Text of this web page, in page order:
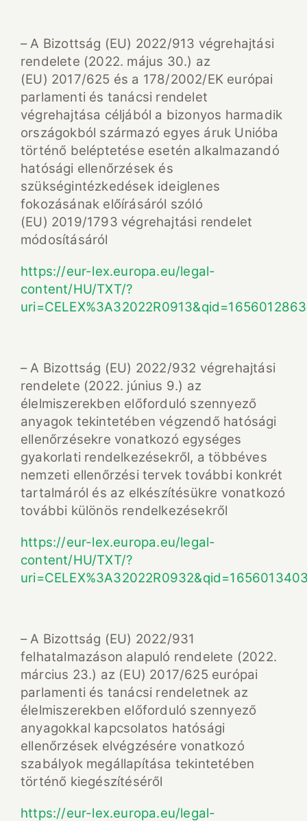
– A Bizottság (EU) 2022/913 végrehajtási
rendelete (2022. május 30.) az
(EU) 2017/625 és a 178/2002/EK európai
parlamenti és tanácsi rendelet
végrehajtása céljából a bizonyos harmadik
országokból származó egyes áruk Unióba
történő beléptetése esetén alkalmazandó
hatósági ellenőrzések és
szükségintézkedések ideiglenes
fokozásának előírásáról szóló
(EU) 2019/1793 végrehajtási rendelet
módosításáról
https://eur-lex.europa.eu/legal-
content/HU/TXT/?
– A Bizottság (EU) 2022/932 végrehajtási
rendelete (2022. június 9.) az
élelmiszerekben előforduló szennyező
anyagok tekintetében végzendő hatósági
ellenőrzésekre vonatkozó egységes
gyakorlati rendelkezésekről, a többéves
nemzeti ellenőrzési tervek további konkrét
tartalmáról és az elkészítésükre vonatkozó
további különös rendelkezésekről
https://eur-lex.europa.eu/legal-
content/HU/TXT/?
– A Bizottság (EU) 2022/931
felhatalmazáson alapuló rendelete (2022.
március 23.) az (EU) 2017/625 európai
parlamenti és tanácsi rendeletnek az
élelmiszerekben előforduló szennyező
anyagokkal kapcsolatos hatósági
ellenőrzések elvégzésére vonatkozó
szabályok megállapítása tekintetében
történő kiegészítéséről
https://eur-lex.europa.eu/legal-